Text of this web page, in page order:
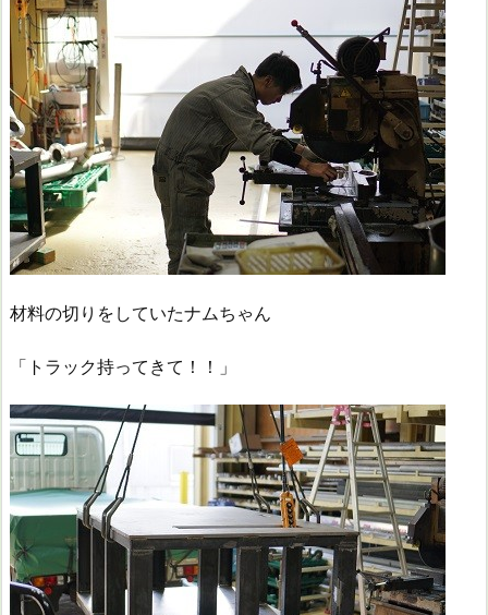
材料の切りをしていたナムちゃん
「トラック持ってきて！！」